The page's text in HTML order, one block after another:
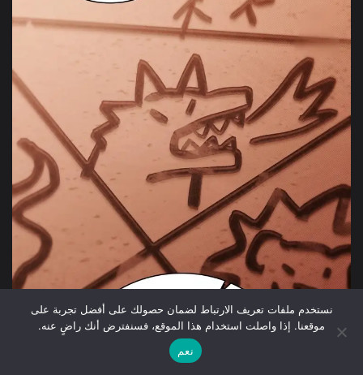
نستخدم ملفات تعريف الارتباط لضمان حصولك على أفضل تجربة على
موقعنا. إذا واصلت استخدام هذا الموقع، فسنفترض أنك راضٍ عنه.
نعم